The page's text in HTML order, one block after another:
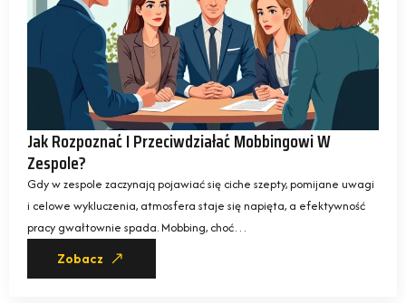
Jak Rozpoznać I Przeciwdziałać Mobbingowi W
Zespole?
Gdy w zespole zaczynają pojawiać się ciche szepty, pomijane uwagi
i celowe wykluczenia, atmosfera staje się napięta, a efektywność
pracy gwałtownie spada. Mobbing, choć…
Zobacz